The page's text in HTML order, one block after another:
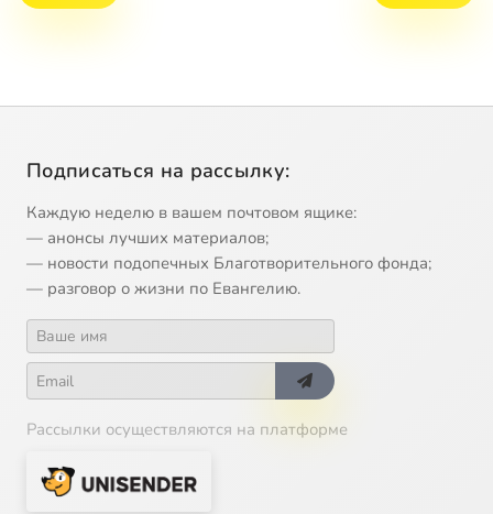
Подписаться на рассылку:
Каждую неделю в вашем почтовом ящике:
— анонсы лучших материалов;
— новости подопечных Благотворительного фонда;
— разговор о жизни по Евангелию.
Рассылки осуществляются на платформе